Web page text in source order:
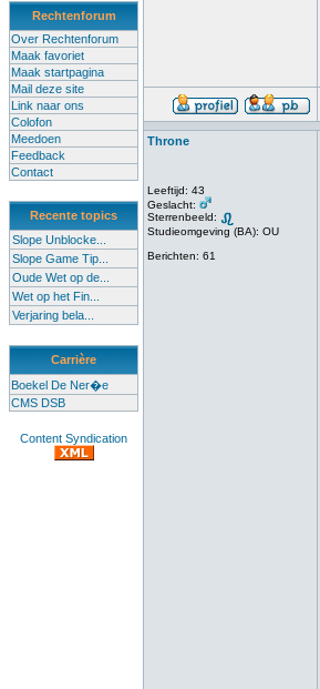
Rechtenforum
Over Rechtenforum
Maak favoriet
Maak startpagina
Mail deze site
Link naar ons
Colofon
Meedoen
Feedback
Contact
Recente topics
Slope Unblocke...
Slope Game Tip...
Oude Wet op de...
Wet op het Fin...
Verjaring bela...
Carrière
Boekel De Ner�e
CMS DSB
Content Syndication
Throne
Leeftijd: 43
Geslacht:
Sterrenbeeld:
Studieomgeving (BA): OU
Berichten: 61